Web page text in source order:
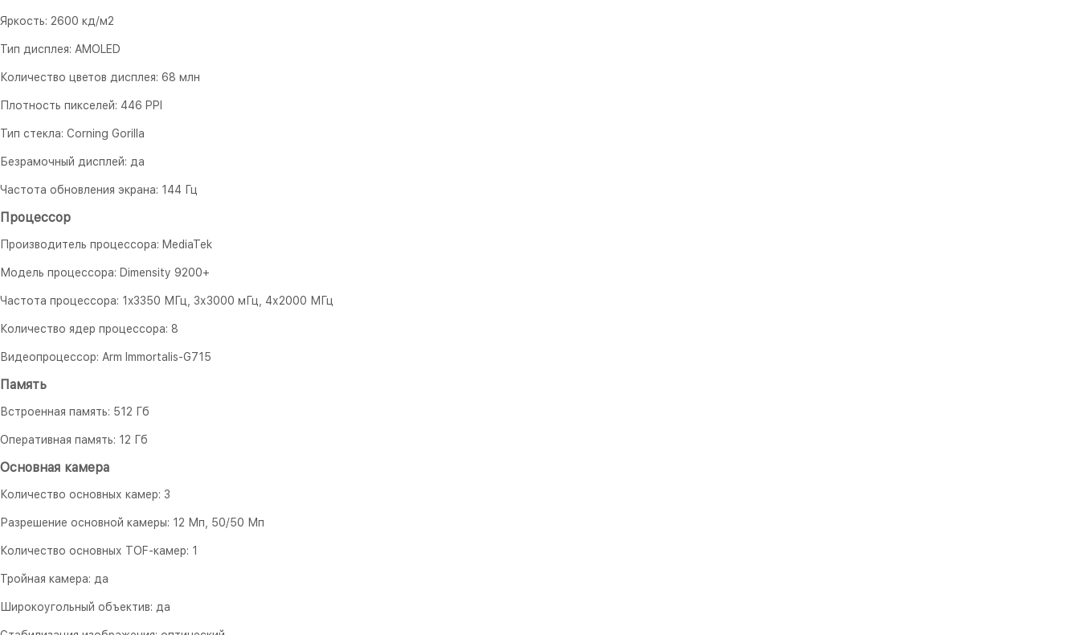
Яркость: 2600 кд/м2
Тип дисплея: AMOLED
Количество цветов дисплея: 68 млн
Плотность пикселей: 446 PPI
Тип стекла: Corning Gorilla
Безрамочный дисплей: да
Частота обновления экрана: 144 Гц
Процессор
Производитель процессора: MediaTek
Модель процессора: Dimensity 9200+
Частота процессора: 1x3350 МГц, 3х3000 мГц, 4х2000 МГц
Количество ядер процессора: 8
Видеопроцессор: Arm Immortalis-G715
Память
Встроенная память: 512 Гб
Оперативная память: 12 Гб
Основная камера
Количество основных камер: 3
Разрешение основной камеры: 12 Мп, 50/50 Мп
Количество основных TOF-камер: 1
Тройная камера: да
Широкоугольный объектив: да